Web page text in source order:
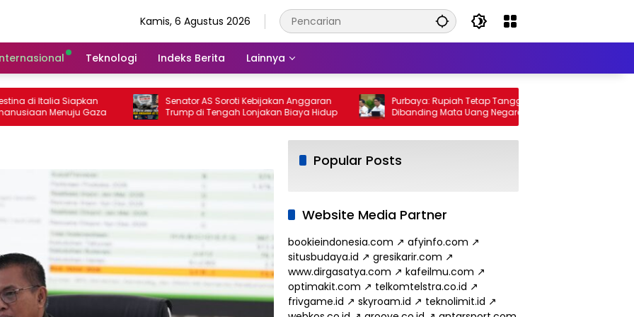
Kamis, 6 Agustus 2026
Teknologi Indeks Berita Lainnya
Italia Siapkan
Menuju Gaza
Senator AS Soroti Kebijakan Anggaran
Trump di Tengah Lonjakan Biaya Hidup
Purbaya: Rupiah Tetap Tangguh
Dibanding Mata Uang Negara Lain
Popular Posts
Website Media Partner
bookieindonesia.com ↗ afyinfo.com ↗
situsbudaya.id ↗ gresikarir.com ↗
www.dirgasatya.com ↗ kafeilmu.com ↗
optimakit.com ↗ telkomtelstra.co.id ↗
frivgame.id ↗ skyroam.id ↗ teknolimit.id ↗